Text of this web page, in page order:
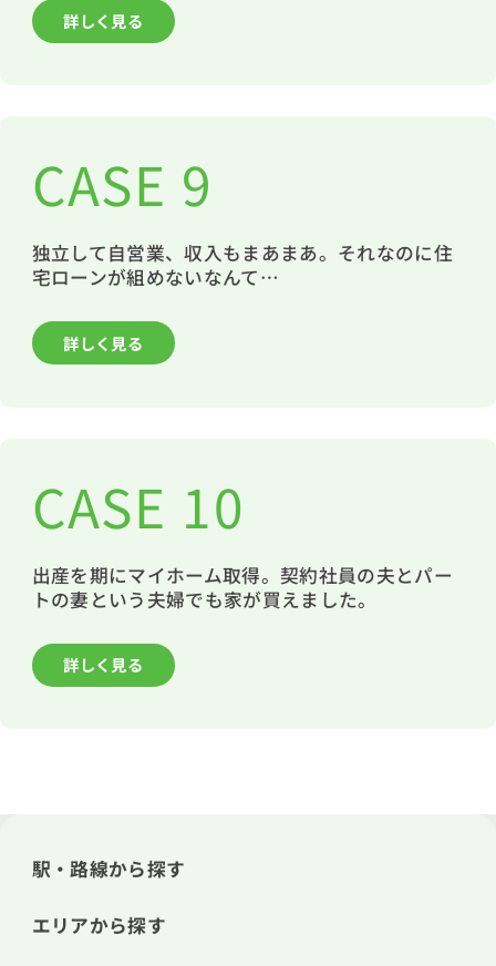
詳しく見る
CASE 9
独立して自営業、収入もまあまあ。それなのに住
宅ローンが組めないなんて…
詳しく見る
CASE 10
出産を期にマイホーム取得。契約社員の夫とパー
トの妻という夫婦でも家が買えました。
詳しく見る
駅・路線から探す
エリアから探す